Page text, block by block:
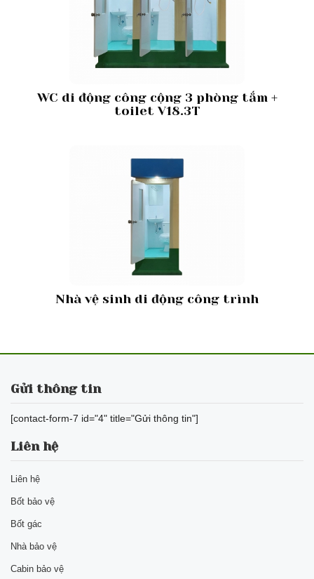
WC di động công cộng 3 phòng tắm +
toilet V18.3T
Nhà vệ sinh di động công trình
Gửi thông tin
[contact-form-7 id="4" title="Gửi thông tin"]
Liên hệ
Liên hệ
Bốt bảo vệ
Bốt gác
Nhà bảo vệ
Cabin bảo vệ